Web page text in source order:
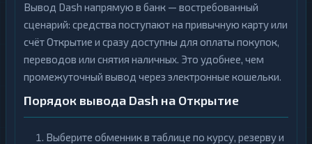
Вывод Dash напрямую в банк — востребованный
сценарий: средства поступают на привычную карту или
счёт Открытие и сразу доступны для оплаты покупок,
переводов или снятия наличных. Это удобнее, чем
промежуточный вывод через электронные кошельки.
Порядок вывода Dash на Открытие
Выберите обменник в таблице по курсу, резерву и